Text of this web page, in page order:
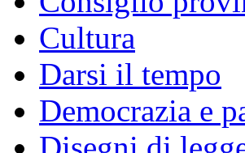
Cultura
Darsi il tempo
Democrazia e